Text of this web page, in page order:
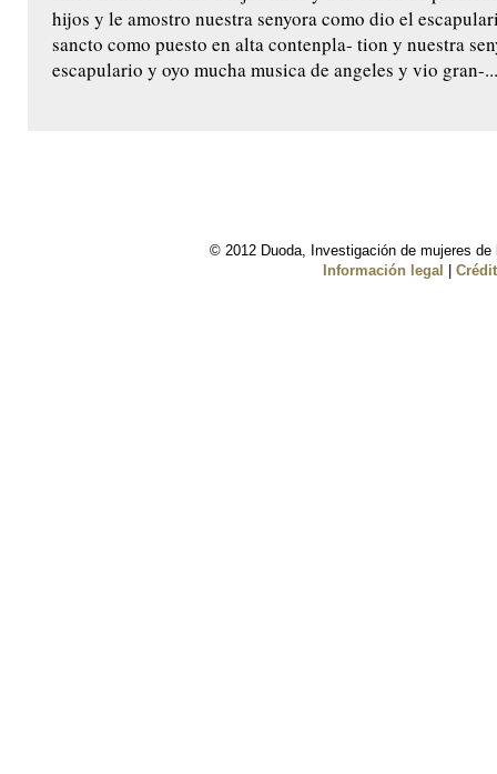
hijos y le amostro nuestra senyora como dio el
sancto como puesto en alta contenpla- tion y nuestra
escapulario y oyo mucha musica de angeles y vio gran-...
© 2012 Duoda, Investigación de mujeres
Información legal